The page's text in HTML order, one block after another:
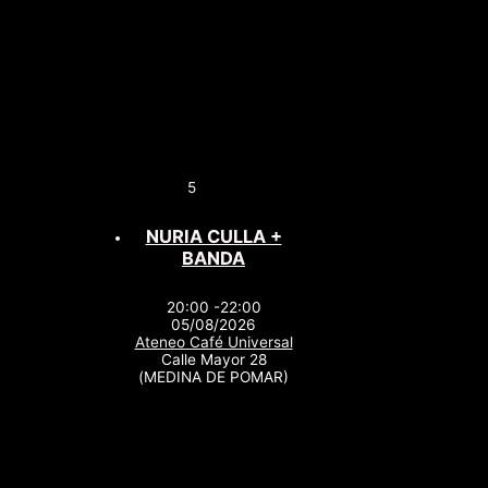
5
NURIA CULLA +
BANDA
20:00 -22:00
05/08/2026
Ateneo Café Universal
Calle Mayor 28
(MEDINA DE POMAR)